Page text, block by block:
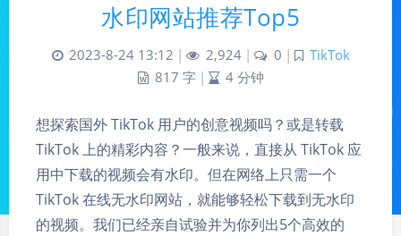
水印网站推荐Top5
2023-8-24 13:12 2,924 0
TikTok
817 字
4 分钟
想探索国外 TikTok 用户的创意视频吗？或是转载
TikTok 上的精彩内容？一般来说，直接从 TikTok 应
用中下载的视频会有水印。但在网络上只需一个
TikTok 在线无水印网站，就能够轻松下载到无水印
的视频。我们已经亲自试验并为你列出5个高效的